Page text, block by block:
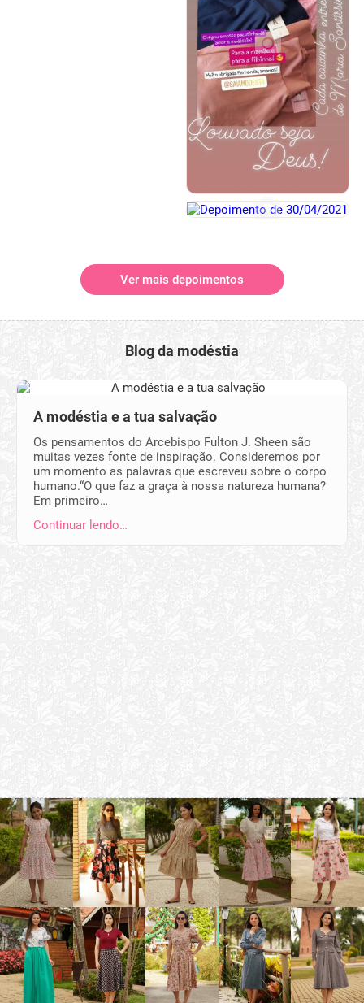
Ver mais depoimentos
Blog da modéstia
A modéstia e a tua salvação
Os pensamentos do Arcebispo Fulton J. Sheen são
muitas vezes fonte de inspiração. Consideremos por
um momento as palavras que escreveu sobre o corpo
humano.“O que faz a graça à nossa natureza humana?
Em primeiro…
Continuar lendo…